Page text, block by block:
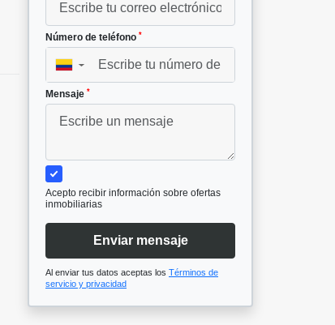
Número de teléfono *
▼
Mensaje *
Acepto recibir información sobre ofertas
inmobiliarias
Enviar mensaje
Al enviar tus datos aceptas los Términos de
servicio y privacidad